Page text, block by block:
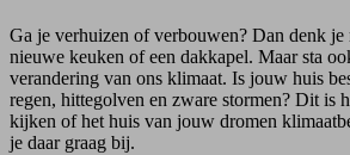
Ga je verhuizen of verbouwen? Dan denk je
nieuwe keuken of een dakkapel. Maar sta
verandering van ons klimaat. Is jouw huis
regen, hittegolven en zware stormen? Dit is
kijken of het huis van jouw dromen
je daar graag bij.